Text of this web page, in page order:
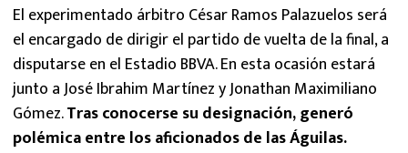
El experimentado árbitro César Ramos Palazuelos será
el encargado de dirigir el partido de vuelta de la final, a
disputarse en el Estadio BBVA. En esta ocasión estará
junto a José Ibrahim Martínez y Jonathan Maximiliano
Gómez.Tras conocerse su designación, generó
polémica entre los aficionados de las Águilas.